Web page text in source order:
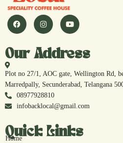
Our Address
Plot no 27/1, AOC gate, Wellington Rd,
Marredpally, Secunderabad, Telangana
08977928810
infobacklocal@gmail.com
Quick Links
Home